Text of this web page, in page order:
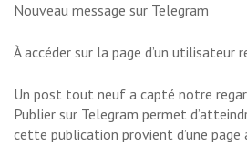
Nouveau message sur Telegram
À accéder sur la page d’un utilisateur
Un post tout neuf a capté notre
Publier sur Telegram permet
cette publication provient d’une page